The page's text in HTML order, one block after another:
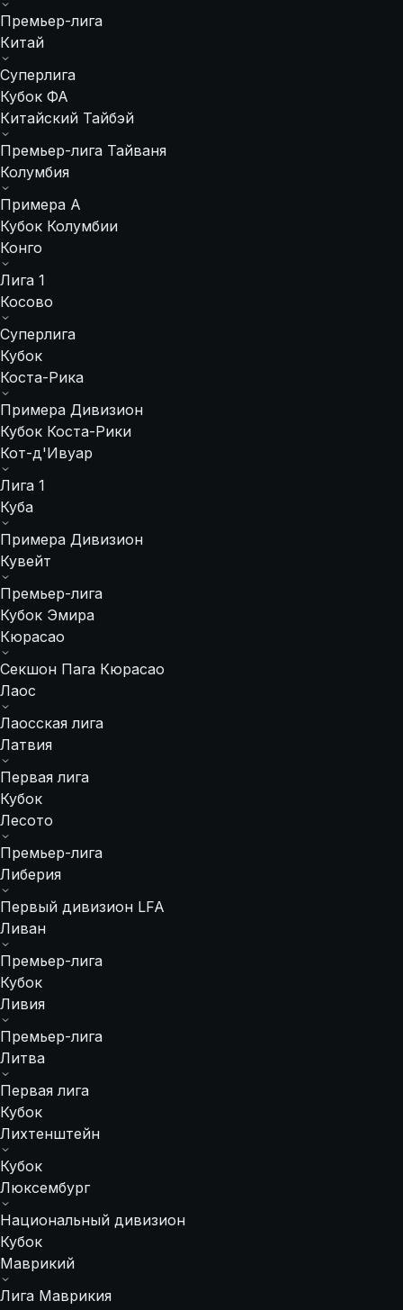
Премьер-лига
Китай
Суперлига
Кубок ФА
Китайский Тайбэй
Премьер-лига Тайваня
Колумбия
Примера A
Кубок Колумбии
Конго
Лига 1
Косово
Суперлига
Кубок
Коста-Рика
Примера Дивизион
Кубок Коста-Рики
Кот-д'Ивуар
Лига 1
Куба
Примера Дивизион
Кувейт
Премьер-лига
Кубок Эмира
Кюрасао
Секшон Пага Кюрасао
Лаос
Лаосская лига
Латвия
Первая лига
Кубок
Лесото
Премьер-лига
Либерия
Первый дивизион LFA
Ливан
Премьер-лига
Кубок
Ливия
Премьер-лига
Литва
Первая лига
Кубок
Лихтенштейн
Кубок
Люксембург
Национальный дивизион
Кубок
Маврикий
Лига Маврикия